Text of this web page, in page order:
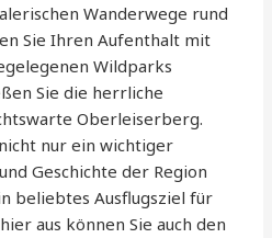
Wanderwege rund
Sie Ihren Aufenthalt mit
Wildparks
Sie die herrliche
Oberleiserberg.
nur ein wichtiger
Geschichte der Region
beliebtes Ausflugsziel für
aus können Sie auch den